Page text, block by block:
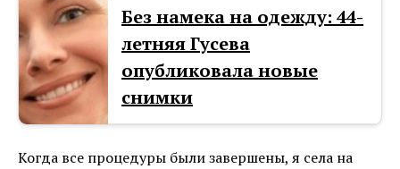
Без намека на одежду: 44-
летняя Гусева
опубликовала новые
снимки
Когда все процедуры были завершены, я села на